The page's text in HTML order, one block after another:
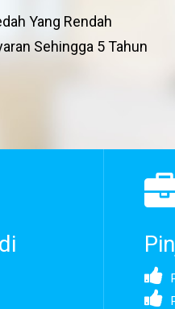
Yang Rendah
Sehingga 5 Tahun